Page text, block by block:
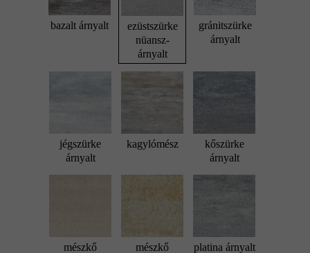
bazalt árnyalt
ezüstszürke
nüansz-
árnyalt
gránitszürke
árnyalt
jégszürke
árnyalt
kagylómész
kőszürke
árnyalt
mészkő
mészkő
platina árnyalt